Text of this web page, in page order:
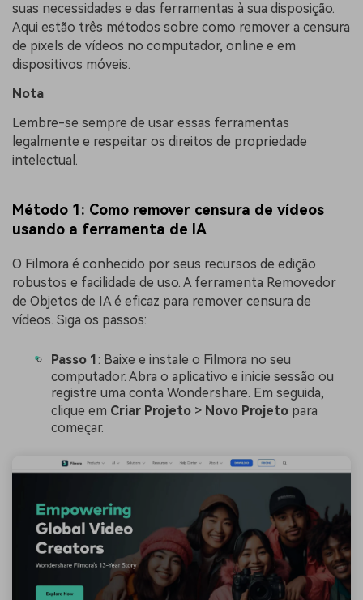
suas necessidades e das ferramentas à sua disposição.
Aqui estão três métodos sobre como remover a censura
de pixels de vídeos no computador, online e em
dispositivos móveis.
Nota
Lembre-se sempre de usar essas ferramentas
legalmente e respeitar os direitos de propriedade
intelectual.
Método 1: Como remover censura de vídeos
usando a ferramenta de IA
O Filmora é conhecido por seus recursos de edição
robustos e facilidade de uso. A ferramenta Removedor
de Objetos de IA é eficaz para remover censura de
vídeos. Siga os passos:
Passo 1 : Baixe e instale o Filmora no seu
computador. Abra o aplicativo e inicie sessão ou
registre uma conta Wondershare. Em seguida,
clique em Criar Projeto > Novo Projeto para
começar.